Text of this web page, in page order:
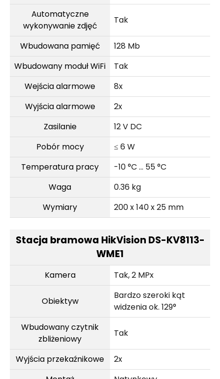
Automatyczne
wykonywanie zdjęć
Tak
Wbudowana pamięć
128 Mb
Wbudowany moduł WiFi
Tak
Wejścia alarmowe
8x
Wyjścia alarmowe
2x
Zasilanie
12 V DC
Pobór mocy
≤ 6 W
Temperatura pracy
-10 °C ... 55 °C
Waga
0.36 kg
Wymiary
200 x 140 x 25 mm
Stacja bramowa HikVision DS-KV8113-
WME1
Kamera Tak, 2 MPx
Obiektyw
Bardzo szeroki kąt
widzenia ok. 129°
Wbudowany czytnik
zbliżeniowy
Tak
Wyjścia przekaźnikowe
2x